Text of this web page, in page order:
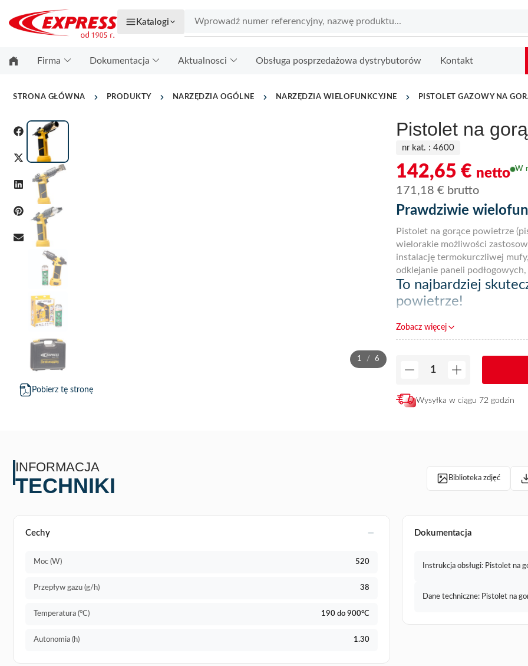
Katalogi
Firma Dokumentacja Aktualnosci Obsługa posprzedażowa dystrybutorów Kontakt
STRONA GŁÓWNA PRODUKTY NARZĘDZIA OGÓLNE NARZĘDZIA WIELOFUNKCYJNE PISTOLET GAZOWY NA
1 / 6
Pobierz tę stronę
Pistolet na
nr kat. : 4600
142,65 € netto
171,18 € brutto
W
Prawdziwie
Pistolet na gorące powietrze
wielorakie możliwości
instalację termokurczliwej
odklejanie paneli
To najbardziej
powietrze!
Pistolet Air Chaud 4600 przyda
gipsowych paneli, usuwania
powietrze Air Chaud jest
każdej pozycji, w
nr kat. 11255,
gazowy nr ref. 445.
Zobacz więcej
Wysyłka w ciągu 72 godzin
INFORMACJA
TECHNIKI Biblioteka zdjęć
Cechy
Moc (W) 520
Przepływ gazu (g/h) 38
Temperatura (°C) 190 do 900°C
Autonomia (h) 1.30
Dokumentacja
Instrukcja obsługi: Pistolet na
Dane techniczne: Pistolet na